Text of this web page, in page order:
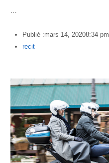
…
Publié :mars 14, 20208:34 pm
Author
recit